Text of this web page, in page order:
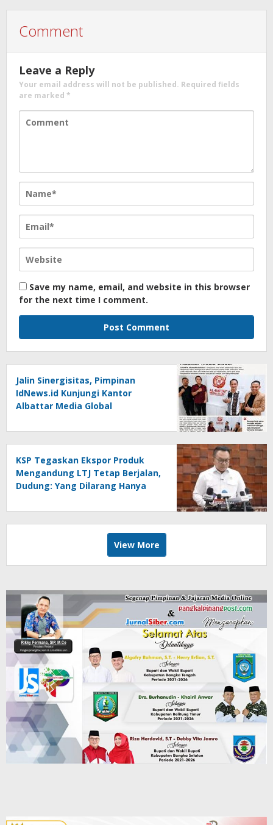
Comment
Leave a Reply
Your email address will not be published. Required fields
are marked *
Save my name, email, and website in this browser
for the next time I comment.
Jalin Sinergisitas, Pimpinan
IdNews.id Kunjungi Kantor
Albattar Media Global
KSP Tegaskan Ekspor Produk
Mengandung LTJ Tetap Berjalan,
Dudung: Yang Dilarang Hanya
View More